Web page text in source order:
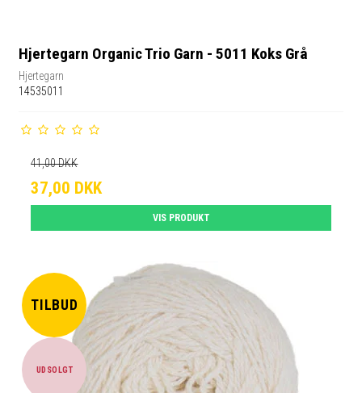
Hjertegarn Organic Trio Garn - 5011 Koks Grå
Hjertegarn
14535011
41,00 DKK
37,00 DKK
VIS PRODUKT
TILBUD
UDSOLGT